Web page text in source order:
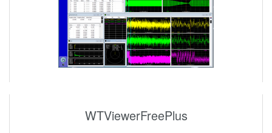
WTViewerFreePlus